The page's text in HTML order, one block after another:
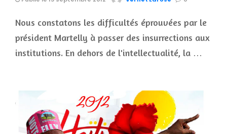
Nous constatons les difficultés éprouvées par le
président Martelly à passer des insurrections aux
institutions. En dehors de l'intellectualité, la …